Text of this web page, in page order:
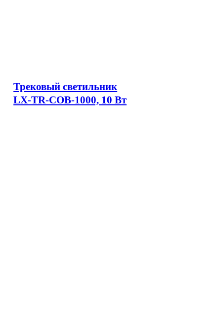
Трековый светильник
LX-TR-COB-1000, 10 Вт